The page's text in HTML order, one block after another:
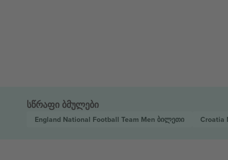
სწრაფი ბმულები
England National Football Team Men ბილეთი Croatia